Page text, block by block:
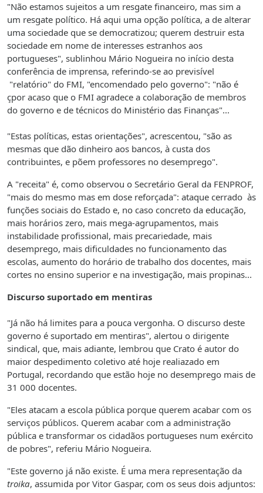
"Não estamos sujeitos a um resgate financeiro, mas sim a
um resgate político. Há aqui uma opção política, a de alterar
uma sociedade que se democratizou; querem destruir esta
sociedade em nome de interesses estranhos aos
portugueses", sublinhou Mário Nogueira no início desta
conferência de imprensa, referindo-se ao previsível
"relatório" do FMI, "encomendado pelo governo": "não é
çpor acaso que o FMI agradece a colaboração de membros
do governo e de técnicos do Ministério das Finanças"...
"Estas políticas, estas orientações", acrescentou, "são as
mesmas que dão dinheiro aos bancos, à custa dos
contribuintes, e põem professores no desemprego".
A "receita" é, como observou o Secretário Geral da FENPROF,
"mais do mesmo mas em dose reforçada": ataque cerrado às
funções sociais do Estado e, no caso concreto da educação,
mais horários zero, mais mega-agrupamentos, mais
instabilidade profissional, mais precariedade, mais
desemprego, mais dificuldades no funcionamento das
escolas, aumento do horário de trabalho dos docentes, mais
cortes no ensino superior e na investigação, mais propinas...
Discurso suportado em mentiras
"Já não há limites para a pouca vergonha. O discurso deste
governo é suportado em mentiras", alertou o dirigente
sindical, que, mais adiante, lembrou que Crato é autor do
maior despedimento coletivo até hoje realiazado em
Portugal, recordando que estão hoje no desemprego mais de
31 000 docentes.
"Eles atacam a escola pública porque querem acabar com os
serviços públicos. Querem acabar com a administração
pública e transformar os cidadãos portugueses num exército
de pobres", referiu Mário Nogueira.
"Este governo já não existe. É uma mera representação da
troika, assumida por Vitor Gaspar, com os seus dois adjuntos: